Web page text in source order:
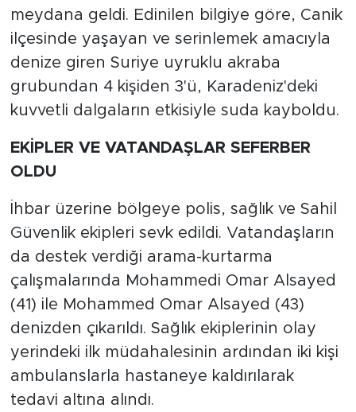
meydana geldi. Edinilen bilgiye göre, Canik
ilçesinde yaşayan ve serinlemek amacıyla
denize giren Suriye uyruklu akraba
grubundan 4 kişiden 3'ü, Karadeniz'deki
kuvvetli dalgaların etkisiyle suda kayboldu.
EKİPLER VE VATANDAŞLAR SEFERBER
OLDU
İhbar üzerine bölgeye polis, sağlık ve Sahil
Güvenlik ekipleri sevk edildi. Vatandaşların
da destek verdiği arama-kurtarma
çalışmalarında Mohammedi Omar Alsayed
(41) ile Mohammed Omar Alsayed (43)
denizden çıkarıldı. Sağlık ekiplerinin olay
yerindeki ilk müdahalesinin ardından iki kişi
ambulanslarla hastaneye kaldırılarak
tedavi altına alındı.